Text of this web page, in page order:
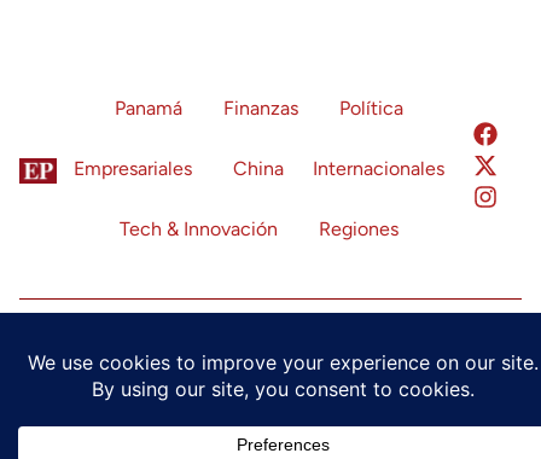
Panamá Finanzas Política
Empresariales China Internacionales
Tech & Innovación Regiones
Configuración de Cookies
© 2024 Economía Panamá. Todos los derechos reservados.